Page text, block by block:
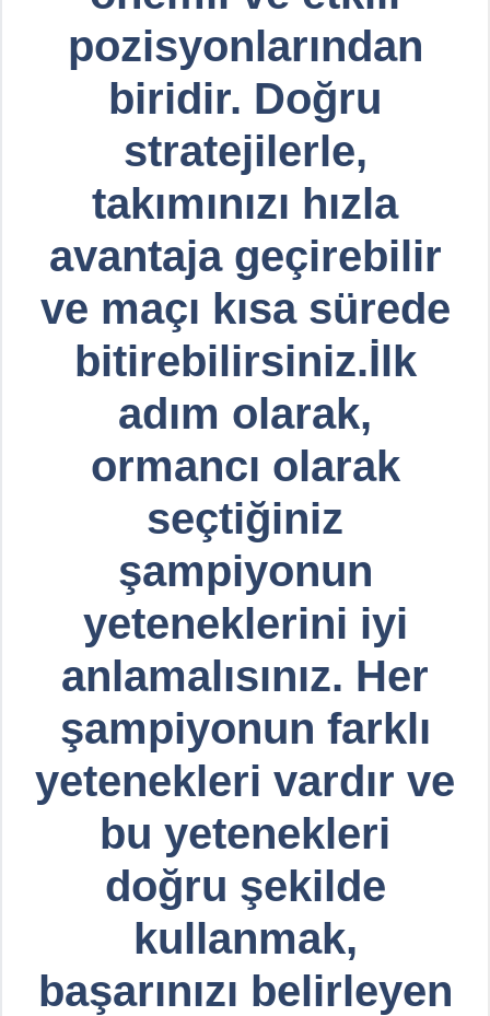
pozisyonlarından
biridir. Doğru
stratejilerle,
takımınızı hızla
avantaja geçirebilir
ve maçı kısa sürede
bitirebilirsiniz.İlk
adım olarak,
ormancı olarak
seçtiğiniz
şampiyonun
yeteneklerini iyi
anlamalısınız. Her
şampiyonun farklı
yetenekleri vardır ve
bu yetenekleri
doğru şekilde
kullanmak,
başarınızı belirleyen